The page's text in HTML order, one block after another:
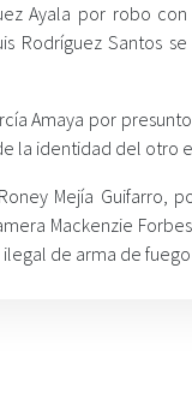
Ayala por robo
Rodríguez Santos
Amaya por
la identidad del otro
Mejía
Mackenzie
de arma de